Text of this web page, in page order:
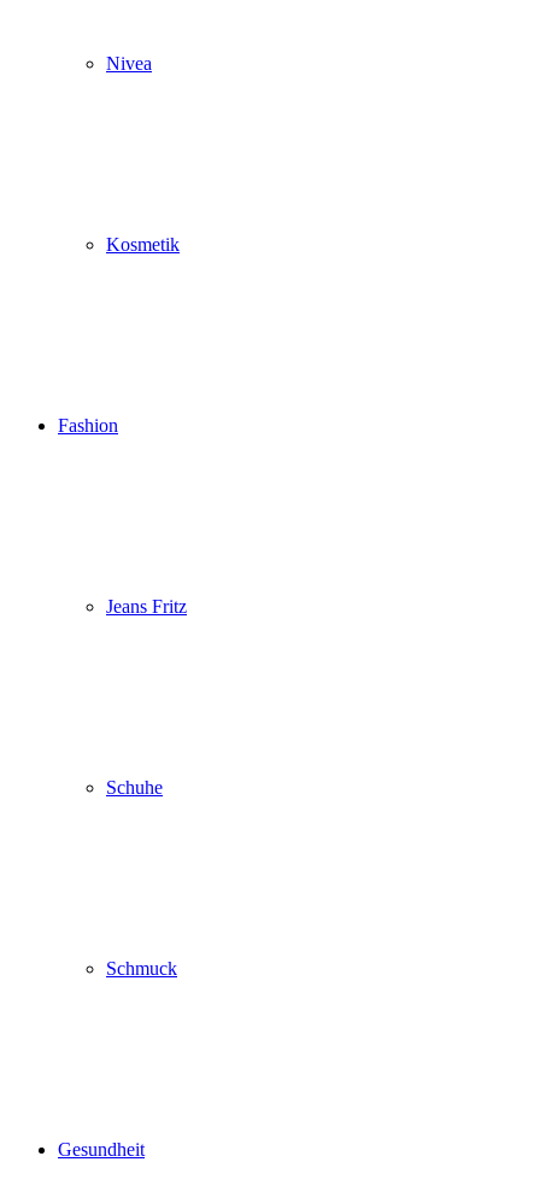
Nivea
Kosmetik
Fashion
Jeans Fritz
Schuhe
Schmuck
Gesundheit